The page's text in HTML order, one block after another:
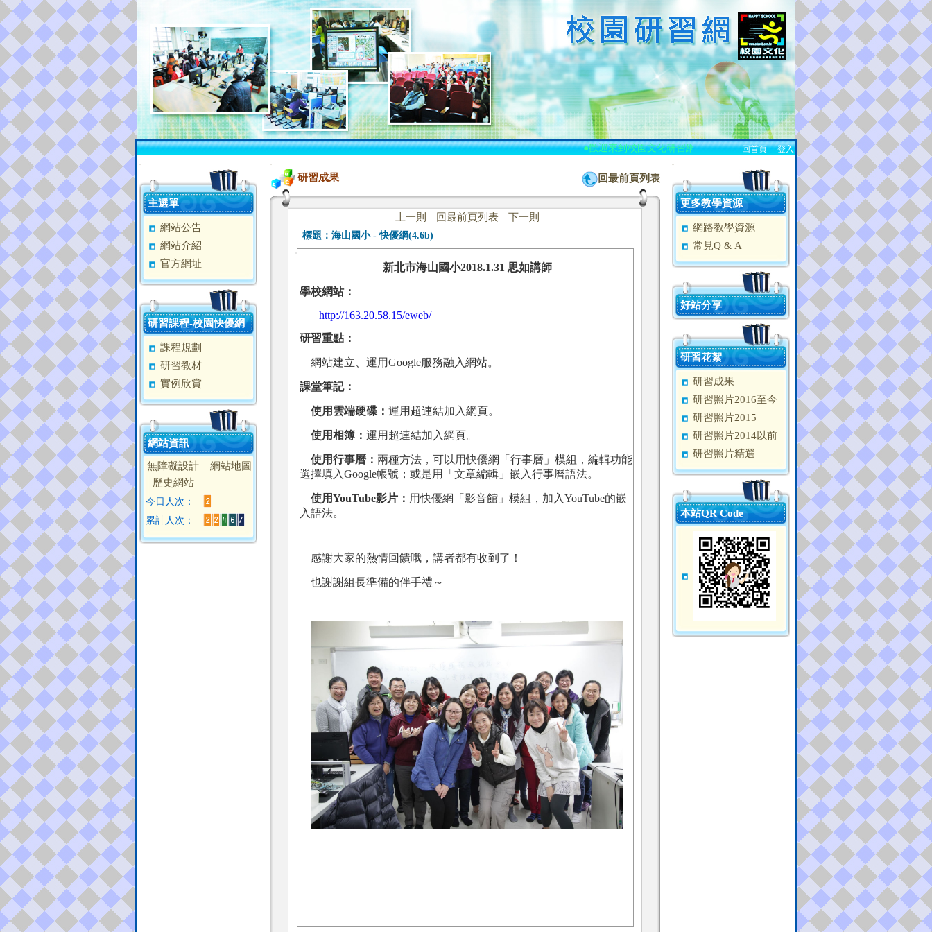
●歡迎來到校園文化研習網站！ 回首頁、登入
:::
主選單
網站公告
網站介紹
官方網址
研習課程-校園快優網
課程規劃
研習教材
實例欣賞
網站資訊
無障礙設計
網站地圖
歷史網站
今日人次：
累計人次：
:::
研習成果 回最前頁列表
上一則 回最前頁列表 下一則
標題： 海山國小 - 快優網(4.6b)
新北市海山國小2018.1.31 思如講師
學校網站：
http://163.20.58.15/eweb/
研習重點：
網站建立、運用Google服務融入網站。
課堂筆記：
使用雲端硬碟： 運用超連結加入網頁。
使用相簿： 運用超連結加入網頁。
使用行事曆： 兩種方法，可以用快優網「行事曆」模組，編輯功能
選擇填入Google帳號；或是用「文章編輯」嵌入行事曆語法。
使用YouTube影片： 用快優網「影音館」模組，加入YouTube的嵌
入語法。
感謝大家的熱情回饋哦，講者都有收到了！
也謝謝組長準備的伴手禮～
:::
更多教學資源
網路教學資源
常見Q & A
好站分享
研習花絮
研習成果
研習照片2016至今
研習照片2015
研習照片2014以前
研習照片精選
本站QR Code